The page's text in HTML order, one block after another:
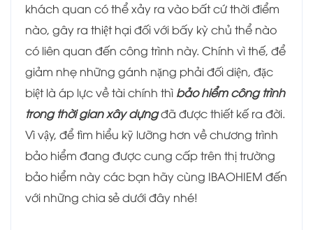
khách quan có thể xảy ra vào bất cứ thời điểm
nào, gây ra thiệt hại đối với bấy kỳ chủ thể nào
có liên quan đến công trình này. Chính vì thế, để
giảm nhẹ những gánh nặng phải đối diện, đặc
biệt là áp lực về tài chính thì bảo hiểm công trình
trong thời gian xây dựngđã được thiết kế ra đời.
Vì vậy, để tìm hiểu kỹ lưỡng hơn về chương trình
bảo hiểm đang được cung cấp trên thị trường
bảo hiểm này các bạn hãy cùng IBAOHIEM đến
với những chia sẻ dưới đây nhé!